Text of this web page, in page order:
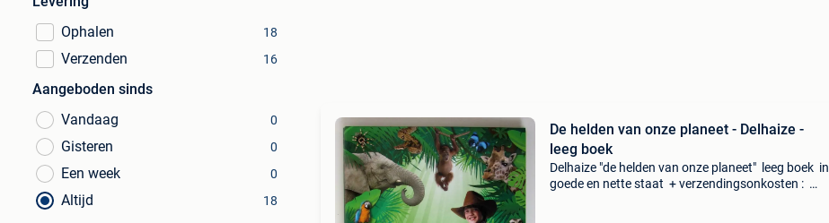
Ophalen
18
Verzenden 16
Aangeboden sinds
Vandaag
0
Gisteren 0
Een week 0
Altijd 18
De helden van onze planeet - Delhaize -
leeg boek
Delhaize "de helden van onze planeet" leeg boek in
goede en nette staat + verzendingsonkosten :